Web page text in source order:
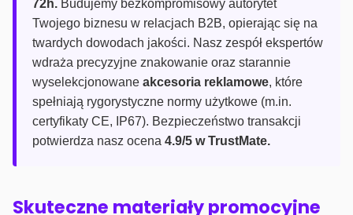
72h. Budujemy bezkompromisowy autorytet
Twojego biznesu w relacjach B2B, opierając się na
twardych dowodach jakości. Nasz zespół ekspertów
wdraża precyzyjne znakowanie oraz starannie
wyselekcjonowane akcesoria reklamowe, które
spełniają rygorystyczne normy użytkowe (m.in.
certyfikaty CE, IP67). Bezpieczeństwo transakcji
potwierdza nasz ocena 4.9/5 w TrustMate.
Skuteczne materiały promocyjne